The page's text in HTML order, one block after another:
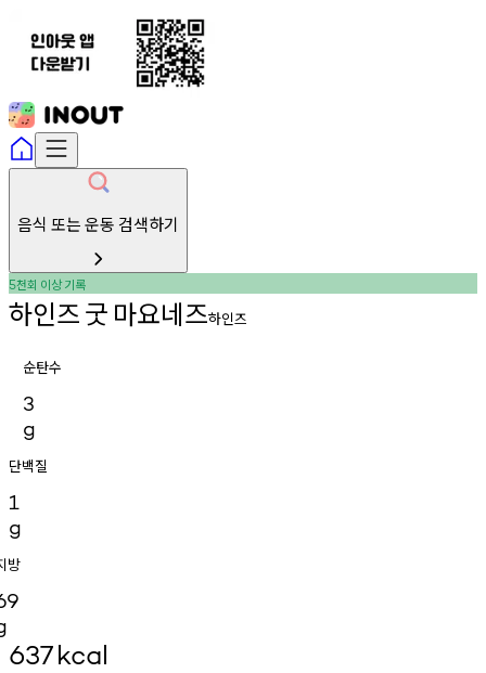
음식 또는 운동 검색하기
5천회 이상기록
하인즈굿 마요네즈하인즈
순탄수
3
g
단백질
1
g
방
637kcal